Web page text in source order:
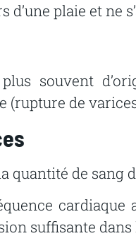
d’une plaie et ne
souvent
(rupture de
quantité de sang
suffisante